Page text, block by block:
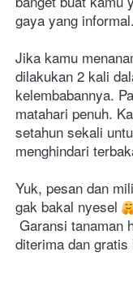
gaya yang informal.
Jika kamu
dilakukan 2 kali
kelembabannya.
matahari penuh.
setahun sekali
menghindari
Yuk, pesan dan
gak bakal nyesel
Garansi tanaman
diterima dan